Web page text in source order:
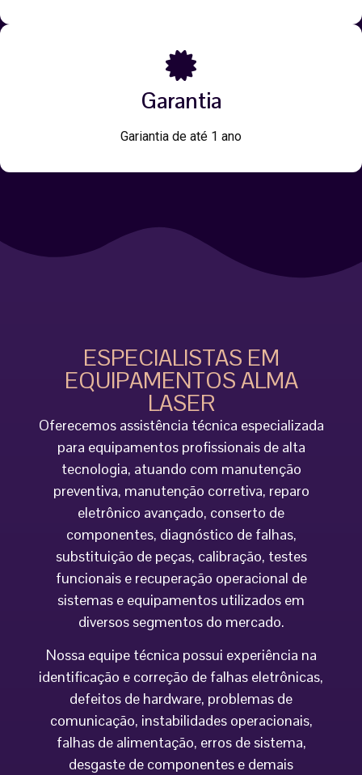
Garantia
Gariantia de até 1 ano
ESPECIALISTAS EM
EQUIPAMENTOS ALMA
LASER
Oferecemos assistência técnica especializada
para equipamentos profissionais de alta
tecnologia, atuando com manutenção
preventiva, manutenção corretiva, reparo
eletrônico avançado, conserto de
componentes, diagnóstico de falhas,
substituição de peças, calibração, testes
funcionais e recuperação operacional de
sistemas e equipamentos utilizados em
diversos segmentos do mercado.
Nossa equipe técnica possui experiência na
identificação e correção de falhas eletrônicas,
defeitos de hardware, problemas de
comunicação, instabilidades operacionais,
falhas de alimentação, erros de sistema,
desgaste de componentes e demais